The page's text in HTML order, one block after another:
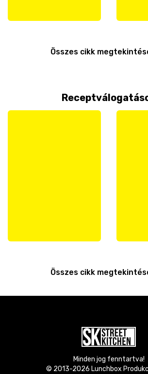
Összes cikk
Összes cikk
Minden jog fenntartva!
© 2013-2026 Lunchbox